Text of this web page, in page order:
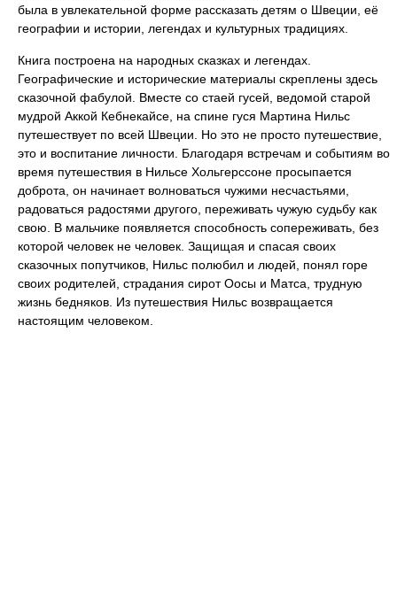
была в увлекательной форме рассказать детям о Швеции, её
географии и истории, легендах и культурных традициях.
Книга построена на народных сказках и легендах.
Географические и исторические материалы скреплены здесь
сказочной фабулой. Вместе со стаей гусей, ведомой старой
мудрой Аккой Кебнекайсе, на спине гуся Мартина Нильс
путешествует по всей Швеции. Но это не просто путешествие,
это и воспитание личности. Благодаря встречам и событиям во
время путешествия в Нильсе Хольгерссоне просыпается
доброта, он начинает волноваться чужими несчастьями,
радоваться радостями другого, переживать чужую судьбу как
свою. В мальчике появляется способность сопереживать, без
которой человек не человек. Защищая и спасая своих
сказочных попутчиков, Нильс полюбил и людей, понял горе
своих родителей, страдания сирот Оосы и Матса, трудную
жизнь бедняков. Из путешествия Нильс возвращается
настоящим человеком.